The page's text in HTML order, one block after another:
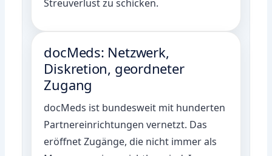
Streuverlust zu schicken.
docMeds: Netzwerk,
Diskretion, geordneter
Zugang
docMeds ist bundesweit mit hunderten
Partnereinrichtungen vernetzt. Das
eröffnet Zugänge, die nicht immer als